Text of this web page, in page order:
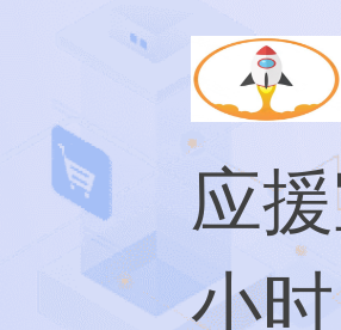
应
小